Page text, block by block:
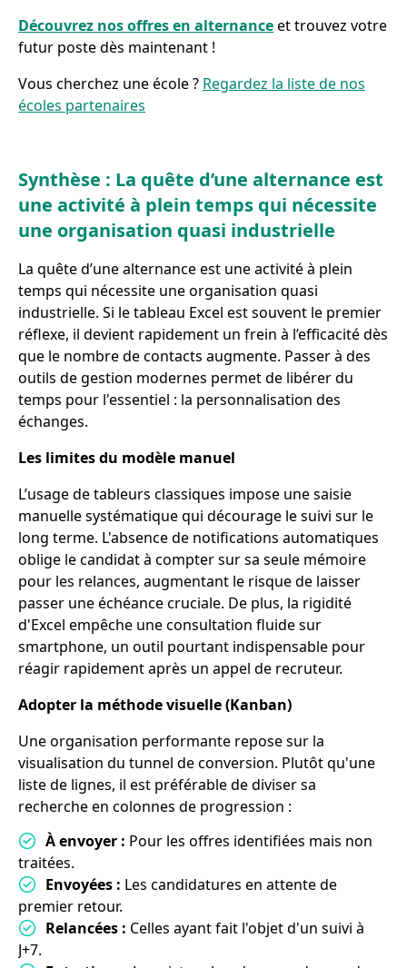
Découvrez nos offres en alternanceet trouvez votre
futur poste dès maintenant !
Vous cherchez une école ? Regardez la liste de nos
écoles partenaires
Synthèse : La quête d’une alternance est
une activité à plein temps qui nécessite
une organisation quasi industrielle
La quête d’une alternance est une activité à plein
temps qui nécessite une organisation quasi
industrielle. Si le tableau Excel est souvent le premier
réflexe, il devient rapidement un frein à l’efficacité dès
que le nombre de contacts augmente. Passer à des
outils de gestion modernes permet de libérer du
temps pour l'essentiel : la personnalisation des
échanges.
Les limites du modèle manuel
L’usage de tableurs classiques impose une saisie
manuelle systématique qui décourage le suivi sur le
long terme. L'absence de notifications automatiques
oblige le candidat à compter sur sa seule mémoire
pour les relances, augmentant le risque de laisser
passer une échéance cruciale. De plus, la rigidité
d'Excel empêche une consultation fluide sur
smartphone, un outil pourtant indispensable pour
réagir rapidement après un appel de recruteur.
Adopter la méthode visuelle (Kanban)
Une organisation performante repose sur la
visualisation du tunnel de conversion. Plutôt qu'une
liste de lignes, il est préférable de diviser sa
recherche en colonnes de progression :
À envoyer : Pour les offres identifiées mais non
traitées.
Envoyées : Les candidatures en attente de
premier retour.
Relancées : Celles ayant fait l'objet d'un suivi à
J+7.